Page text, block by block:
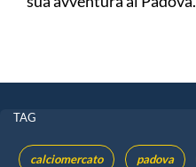
TAG
calciomercato padova